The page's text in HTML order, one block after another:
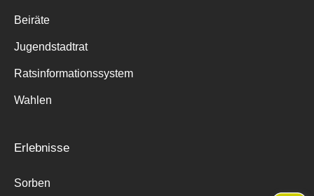
Beiräte
Jugendstadtrat
Ratsinformationssystem
Wahlen
Erlebnisse
Sorben